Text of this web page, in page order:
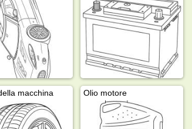
macchina Olio motore